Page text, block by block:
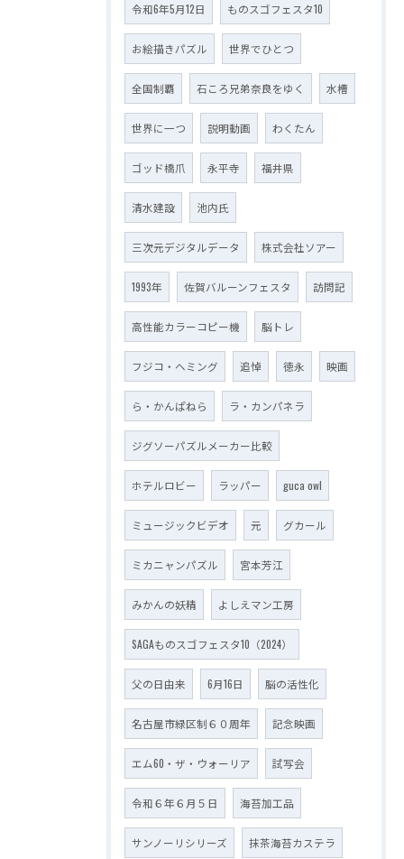
令和6年5月12日 ものスゴフェスタ10
お絵描きパズル 世界でひとつ
全国制覇 石ころ兄弟奈良をゆく 水槽
世界に一つ 説明動画 わくたん
ゴッド橋爪 永平寺 福井県
清水建設 池内氏
三次元デジタルデータ 株式会社ソアー
1993年 佐賀バルーンフェスタ 訪問記
高性能カラーコピー機 脳トレ
フジコ・ヘミング 追悼 徳永 映画
ら・かんぱねら ラ・カンパネラ
ジグソーパズルメーカー比較
ホテルロビー ラッパー guca owl
ミュージックビデオ 元 グカール
ミカニャンパズル 宮本芳江
みかんの妖精 よしえマン工房
SAGAものスゴフェスタ10（2024）
父の日由来 6月16日 脳の活性化
名古屋市緑区制６０周年 記念映画
エム60・ザ・ウォーリア 試写会
令和６年６月５日 海苔加工品
サンノーリシリーズ 抹茶海苔カステラ